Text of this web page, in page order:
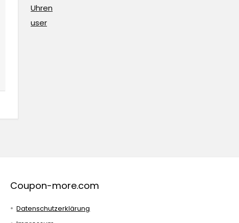
Uhren
user
Coupon-more.com
Datenschutzerklärung